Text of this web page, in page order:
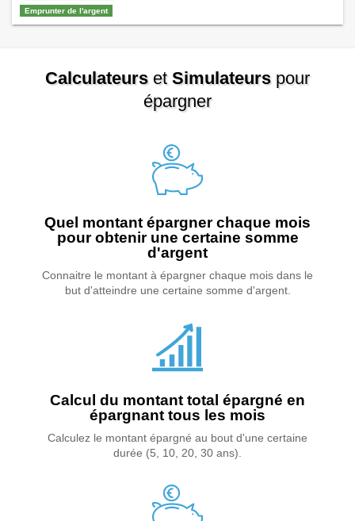
Emprunter de l'argent
Continuer la lecture deQuand faut-il déclarer
un prêt familial ?
CalculateursetSimulateurspour
épargner
Quel montant épargner chaque mois
pour obtenir une certaine somme
d'argent
Connaitre le montant à épargner chaque mois dans le
but d'atteindre une certaine somme d'argent.
Calcul du montant total épargné en
épargnant tous les mois
Calculez le montant épargné au bout d'une certaine
durée (5, 10, 20, 30 ans).